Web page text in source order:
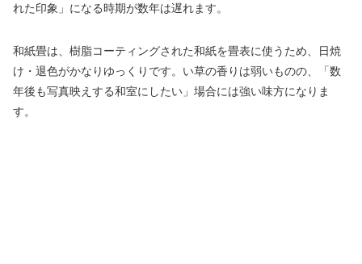
れた印象」になる時期が数年は遅れます。
和紙畳は、樹脂コーティングされた和紙を畳表に使うため、日焼
け・退色がかなりゆっくりです。い草の香りは弱いものの、「数
年後も写真映えする和室にしたい」場合には強い味方になりま
す。